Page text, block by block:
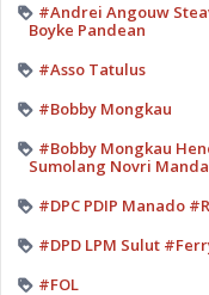
#Andrei Angouw
Boyke Pandean
#Asso Tatulus
#Bobby Mongkau
#Bobby Mongkau
Sumolang Novri
#DPC PDIP Manado
#DPD LPM Sulut
#FOL